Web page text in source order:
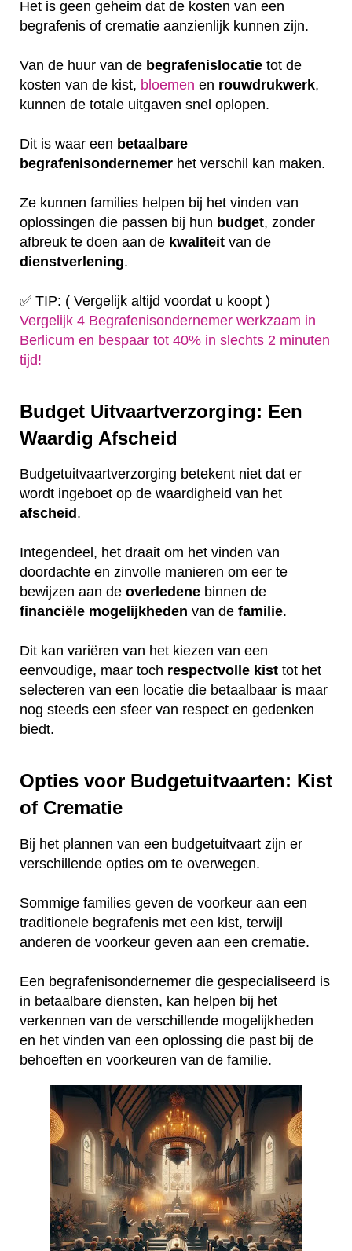
Het is geen geheim dat de kosten van een
begrafenis of crematie aanzienlijk kunnen zijn.
Van de huur van de begrafenislocatie tot de
kosten van de kist, bloemen en rouwdrukwerk,
kunnen de totale uitgaven snel oplopen.
Dit is waar een betaalbare
begrafenisondernemer het verschil kan maken.
Ze kunnen families helpen bij het vinden van
oplossingen die passen bij hun budget, zonder
afbreuk te doen aan de kwaliteit van de
dienstverlening.
✅ TIP: ( Vergelijk altijd voordat u koopt )
Vergelijk 4 Begrafenisondernemer werkzaam in
Berlicum en bespaar tot 40% in slechts 2 minuten
tijd!
Budget Uitvaartverzorging: Een
Waardig Afscheid
Budgetuitvaartverzorging betekent niet dat er
wordt ingeboet op de waardigheid van het
afscheid .
Integendeel, het draait om het vinden van
doordachte en zinvolle manieren om eer te
bewijzen aan de overledene binnen de
financiële mogelijkheden van de familie.
Dit kan variëren van het kiezen van een
eenvoudige, maar toch respectvolle kist tot het
selecteren van een locatie die betaalbaar is maar
nog steeds een sfeer van respect en gedenken
biedt.
Opties voor Budgetuitvaarten: Kist
of Crematie
Bij het plannen van een budgetuitvaart zijn er
verschillende opties om te overwegen.
Sommige families geven de voorkeur aan een
traditionele begrafenis met een kist, terwijl
anderen de voorkeur geven aan een crematie.
Een begrafenisondernemer die gespecialiseerd is
in betaalbare diensten, kan helpen bij het
verkennen van de verschillende mogelijkheden
en het vinden van een oplossing die past bij de
behoeften en voorkeuren van de familie.